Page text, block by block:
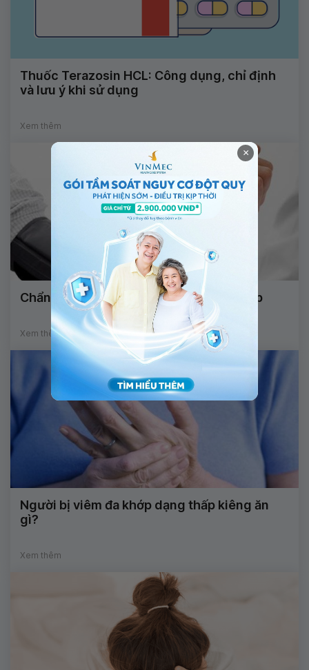
Thuốc Terazosin HCL: Công dụng, chỉ định
và lưu ý khi sử dụng
Xem thêm
Chẩn đoán và điều trị bệnh tăng huyết áp
Xem thêm
Người bị viêm đa khớp dạng thấp kiêng ăn
gì?
Xem thêm
×